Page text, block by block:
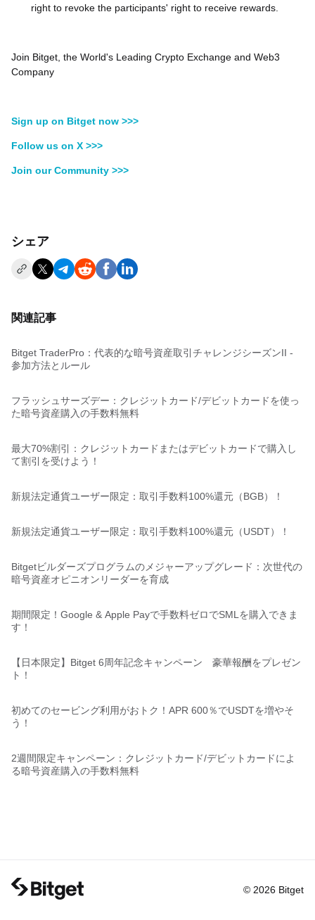
right to revoke the participants' right to receive rewards.
Join Bitget, the World's Leading Crypto Exchange and Web3
Company
Sign up on Bitget now >>>
Follow us on X >>>
Join our Community >>>
シェア
関連記事
Bitget TraderPro：代表的な暗号資産取引チャレンジシーズンII -
参加方法とルール
フラッシュサーズデー：クレジットカード/デビットカードを使っ
た暗号資産購入の手数料無料
最大70%割引：クレジットカードまたはデビットカードで購入し
て割引を受けよう！
新規法定通貨ユーザー限定：取引手数料100%還元（BGB）！
新規法定通貨ユーザー限定：取引手数料100%還元（USDT）！
Bitgetビルダーズプログラムのメジャーアップグレード：次世代の
暗号資産オピニオンリーダーを育成
期間限定！Google & Apple Payで手数料ゼロでSMLを購入できま
す！
【日本限定】Bitget 6周年記念キャンペーン 豪華報酬をプレゼン
ト！
初めてのセービング利用がおトク！APR 600％でUSDTを増やそ
う！
2週間限定キャンペーン：クレジットカード/デビットカードによ
る暗号資産購入の手数料無料
© 2026 Bitget